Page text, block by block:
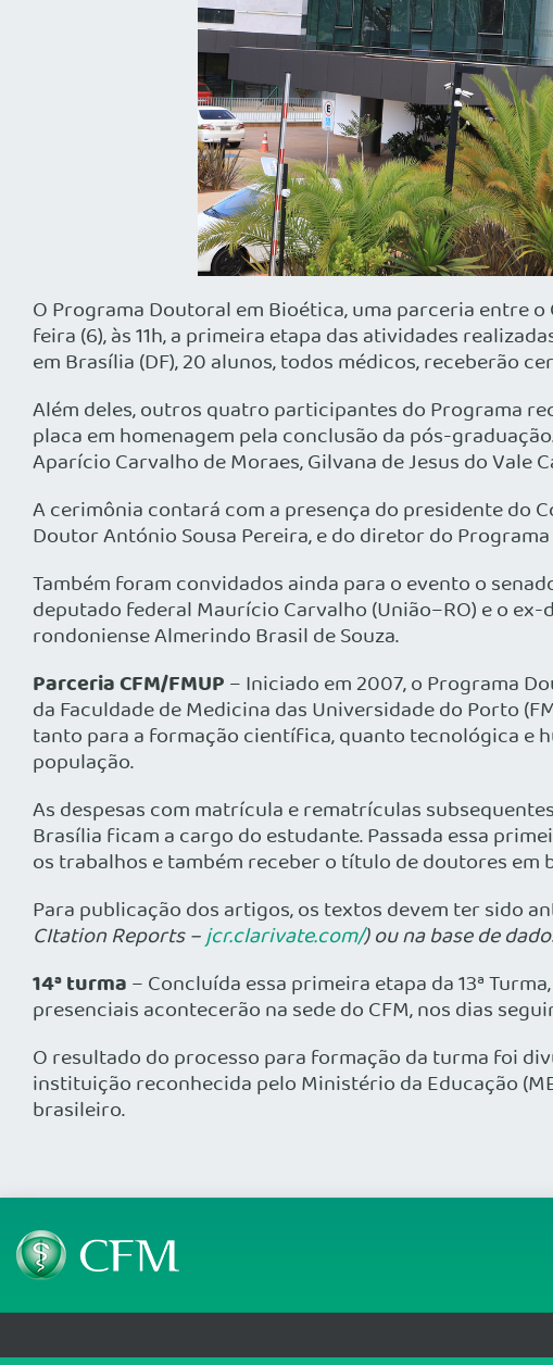
O Programa Doutoral em Bioética, uma parceria entre
feira (6), às 11h, a primeira etapa das atividades
em Brasília (DF), 20 alunos, todos médicos, receberão
Além deles, outros quatro participantes do Programa
placa em homenagem pela conclusão da pós-
Aparício Carvalho de Moraes, Gilvana de Jesus do Vale
A cerimônia contará com a presença do presidente do
Doutor António Sousa Pereira, e do diretor do
Também foram convidados ainda para o evento o
deputado federal Maurício Carvalho (União–RO) e o
rondoniense Almerindo Brasil de Souza.
Parceria CFM/FMUP – Iniciado em 2007, o Programa
da Faculdade de Medicina das Universidade do Porto
tanto para a formação científica, quanto tecnológica e
população.
As despesas com matrícula e rematrículas
Brasília ficam a cargo do estudante. Passada essa
os trabalhos e também receber o título de doutores em
Para publicação dos artigos, os textos devem ter sido
CItation Reports –jcr.clarivate.com/) ou na base de
14ª turma – Concluída essa primeira etapa da 13ª
presenciais acontecerão na sede do CFM, nos dias
O resultado do processo para formação da turma foi
instituição reconhecida pelo Ministério da Educação
brasileiro.